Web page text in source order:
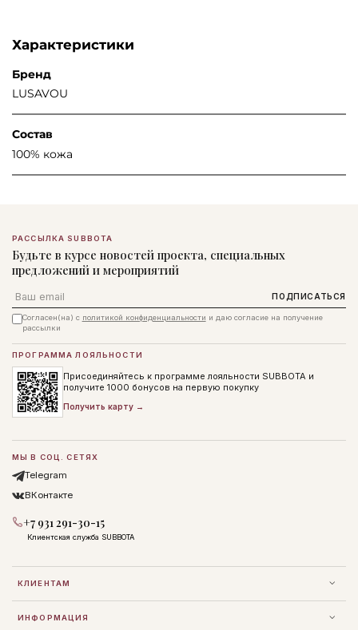
Характеристики
Бренд
LUSAVOU
Состав
100% кожа
РАССЫЛКА SUBBOTA
Будьте в курсе новостей проекта, специальных
предложений и мероприятий
Email ПОДПИСАТЬСЯ
Согласен(на) с политикой конфиденциальности и даю согласие на получение
рассылки
КЛИЕНТАМ
ИНФОРМАЦИЯ
ПРОГРАММА ЛОЯЛЬНОСТИ
Присоединяйтесь к программе лояльности SUBBOTA и
получите 1000 бонусов на первую покупку
Получить карту →
МЫ В СОЦ. СЕТЯХ
Telegram
ВКонтакте
+7 931 291-30-15
Клиентская служба SUBBOTA